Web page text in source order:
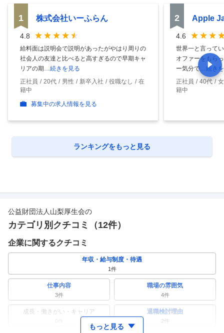
1 株式会社いーふらん
4.8
給料面は説明会で説明があったがやはり周りの
社会人の友達と比べると高すぎるので早期キャ
リアの期 …続きを見る
正社員
20代 男性 新卒入社 役職なし
在
籍中
募集中の求人情報を見る
2 Apple
4.6
世界一と言って
オファーをもら
ー気分で …続き
正社員
40代
籍中
ランキングをもっと見る
公益財団法人山梨厚生会の
カテゴリ別クチコミ（12件）
企業に関するクチコミ
年収・給与制度・待遇
1件
仕事内容
3件
職場の雰囲気
4件
成長・働きがい・キャリア 退職検討理由
2件
もっと見る